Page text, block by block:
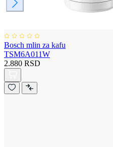
Bosch mlin za kafu
TSM6A011W
2.880 RSD